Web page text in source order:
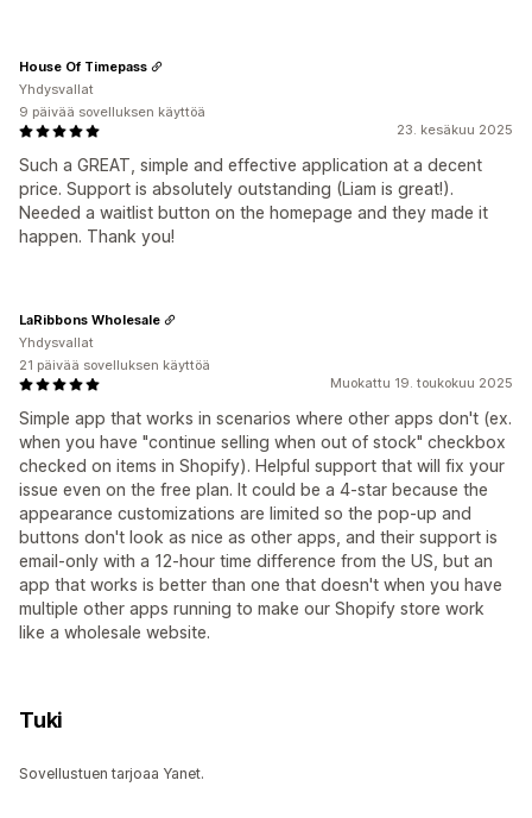
23. kesäkuu 2025
Such a GREAT, simple and effective application at a decent
price. Support is absolutely outstanding (Liam is great!).
Needed a waitlist button on the homepage and they made it
happen. Thank you!
House Of Timepass
Yhdysvallat
9 päivää sovelluksen käyttöä
Muokattu 19. toukokuu 2025
Simple app that works in scenarios where other apps don't (ex.
when you have "continue selling when out of stock" checkbox
checked on items in Shopify). Helpful support that will fix your
issue even on the free plan. It could be a 4-star because the
appearance customizations are limited so the pop-up and
buttons don't look as nice as other apps, and their support is
email-only with a 12-hour time difference from the US, but an
app that works is better than one that doesn't when you have
multiple other apps running to make our Shopify store work
like a wholesale website.
LaRibbons Wholesale
Yhdysvallat
21 päivää sovelluksen käyttöä
Tuki
Sovellustuen tarjoaa Yanet.